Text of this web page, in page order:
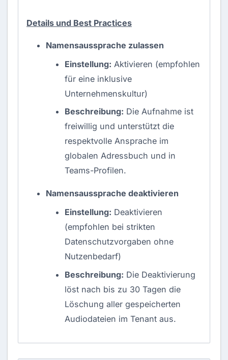
Details und Best Practices
Namensaussprache zulassen
Einstellung: Aktivieren (empfohlen
für eine inklusive
Unternehmenskultur)
Beschreibung: Die Aufnahme ist
freiwillig und unterstützt die
respektvolle Ansprache im
globalen Adressbuch und in
Teams-Profilen.
Namensaussprache deaktivieren
Einstellung: Deaktivieren
(empfohlen bei strikten
Datenschutzvorgaben ohne
Nutzenbedarf)
Beschreibung: Die Deaktivierung
löst nach bis zu 30 Tagen die
Löschung aller gespeicherten
Audiodateien im Tenant aus.